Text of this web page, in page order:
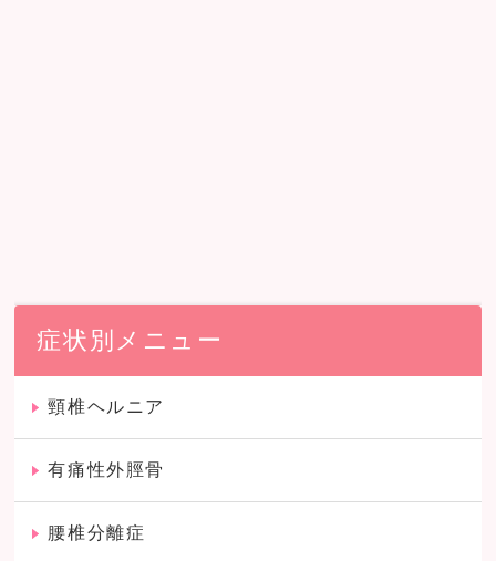
症状別メニュー
頸椎ヘルニア
有痛性外脛骨
腰椎分離症